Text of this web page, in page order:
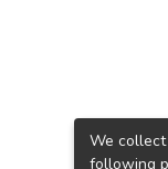
We
following